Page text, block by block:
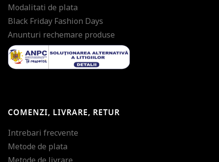
Modalitati de plata
Black Friday Fashion Days
Anunturi rechemare produse
COMENZI, LIVRARE, RETUR
Intrebari frecvente
Metode de plata